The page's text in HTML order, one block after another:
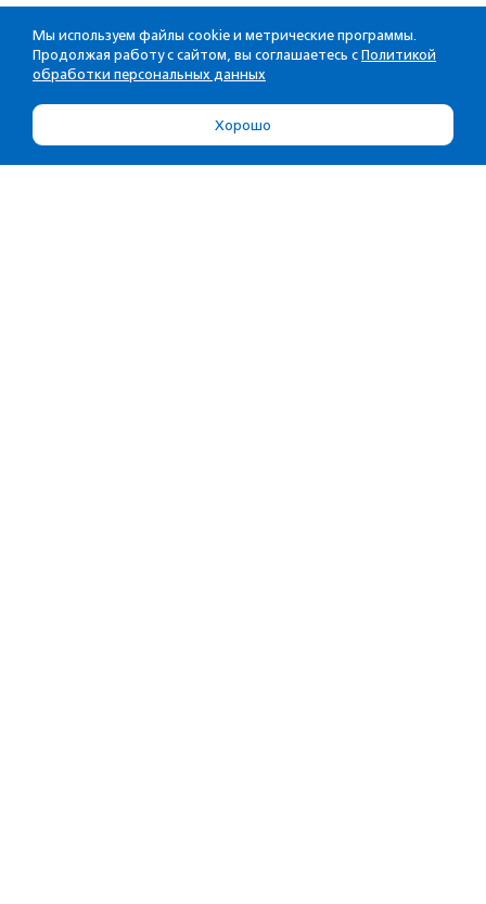
Мы используем файлы cookie и метрические программы.
Продолжая работу с сайтом, вы соглашаетесь с Политикой
обработки персональных данных
Хорошо